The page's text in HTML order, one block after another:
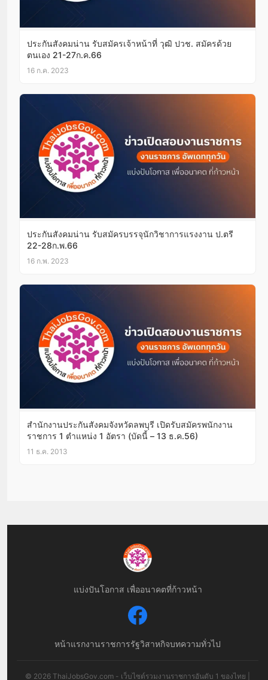
ประกันสังคมน่าน รับสมัครเจ้าหน้าที่ วุฒิ ปวช. สมัครด้วย
ตนเอง 21-27ก.ค.66
16 ก.ค. 2023
ประกันสังคมน่าน รับสมัครบรรจุนักวิชาการแรงงาน ป.ตรี
22-28ก.พ.66
16 ก.พ. 2023
สำนักงานประกันสังคมจังหวัดลพบุรี เปิดรับสมัครพนักงาน
ราชการ 1 ตำแหน่ง 1 อัตรา (บัดนี้ – 13 ธ.ค.56)
11 ธ.ค. 2013
แบ่งปันโอกาส เพื่ออนาคตที่ก้าวหน้า
หน้าแรกงานราชการรัฐวิสาหกิจบทความทั่วไป
© 2026 ThaiJobsGov.com - เว็บไซต์รวมงานราชการอันดับ 1 ของไทย |